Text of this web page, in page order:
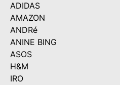
ADIDAS
AMAZON
ANDRé
ANINE BING
ASOS
H&M
IRO